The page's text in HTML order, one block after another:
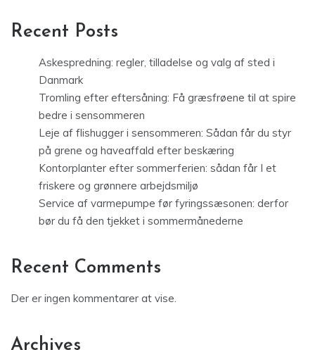
Recent Posts
Askespredning: regler, tilladelse og valg af sted i
Danmark
Tromling efter eftersåning: Få græsfrøene til at spire
bedre i sensommeren
Leje af flishugger i sensommeren: Sådan får du styr
på grene og haveaffald efter beskæring
Kontorplanter efter sommerferien: sådan får I et
friskere og grønnere arbejdsmiljø
Service af varmepumpe før fyringssæsonen: derfor
bør du få den tjekket i sommermånederne
Recent Comments
Der er ingen kommentarer at vise.
Archives